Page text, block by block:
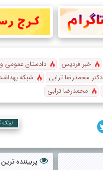
خبر فردیس
دادستان عمومی
دکتر محمدرضا ترابی شبکه
محمدرضا ترابی
لینک
پربیننده